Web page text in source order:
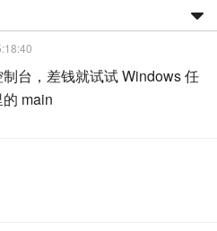
台，差钱就试试 Windows 任
main